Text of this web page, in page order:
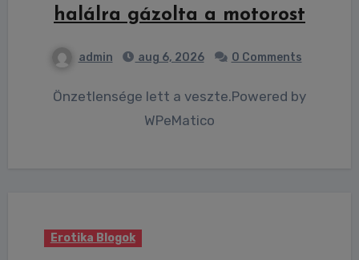
halálra gázolta a motorost
admin aug 6, 2026 0 Comments
Önzetlensége lett a veszte.Powered by
WPeMatico
Erotika Blogok